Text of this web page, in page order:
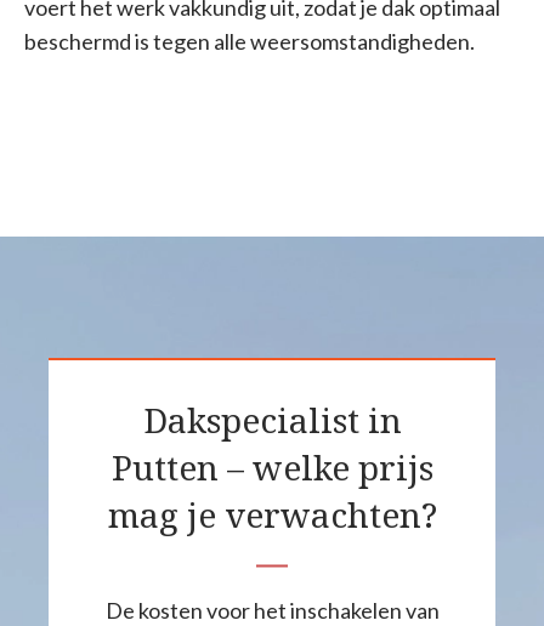
voert het werk vakkundig uit, zodat je dak optimaal
beschermd is tegen alle weersomstandigheden.
Dakspecialist in
Putten – welke prijs
mag je verwachten?
De kosten voor het inschakelen van